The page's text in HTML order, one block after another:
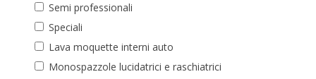
Semi professionali
Speciali
Lava moquette interni auto
Monospazzole lucidatrici e raschiatrici